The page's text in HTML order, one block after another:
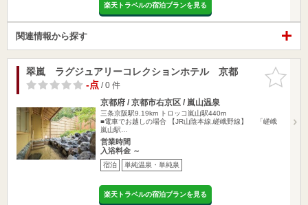
楽天トラベルの宿泊プランを見る
関連情報から探す
お気に入
りに追加
翠嵐 ラグジュアリーコレクションホテル 京都
-点/ 0 件
京都府 / 京都市右京区 / 嵐山温泉
三条京阪駅9.19km トロッコ嵐山駅440m
■電車でお越しの場合 【JR山陰本線,嵯峨野線】 「嵯峨
嵐山駅…
営業時間
入浴料金 ～
宿泊 単純温泉・単純泉
楽天トラベルの宿泊プランを見る